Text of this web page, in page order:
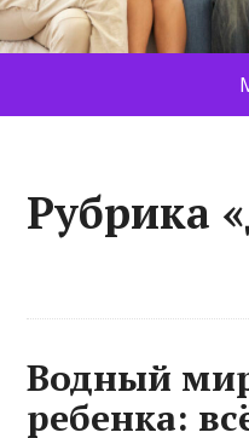
Рубрика
Водный
ребенка: